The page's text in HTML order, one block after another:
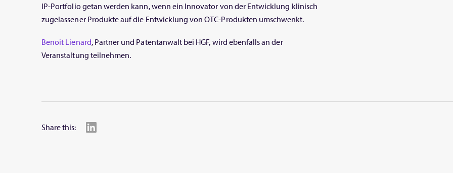
IP-Portfolio getan werden kann, wenn ein Innovator von der Entwicklung klinisch
zugelassener Produkte auf die Entwicklung von OTC-Produkten umschwenkt.
Benoit Lienard, Partner und Patentanwalt bei HGF, wird ebenfalls an der
Veranstaltung teilnehmen.
Share this: